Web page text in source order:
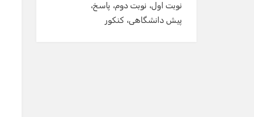
نوبت اول نوبت دوم پاسخ
پیش دانشگاهی کنکور